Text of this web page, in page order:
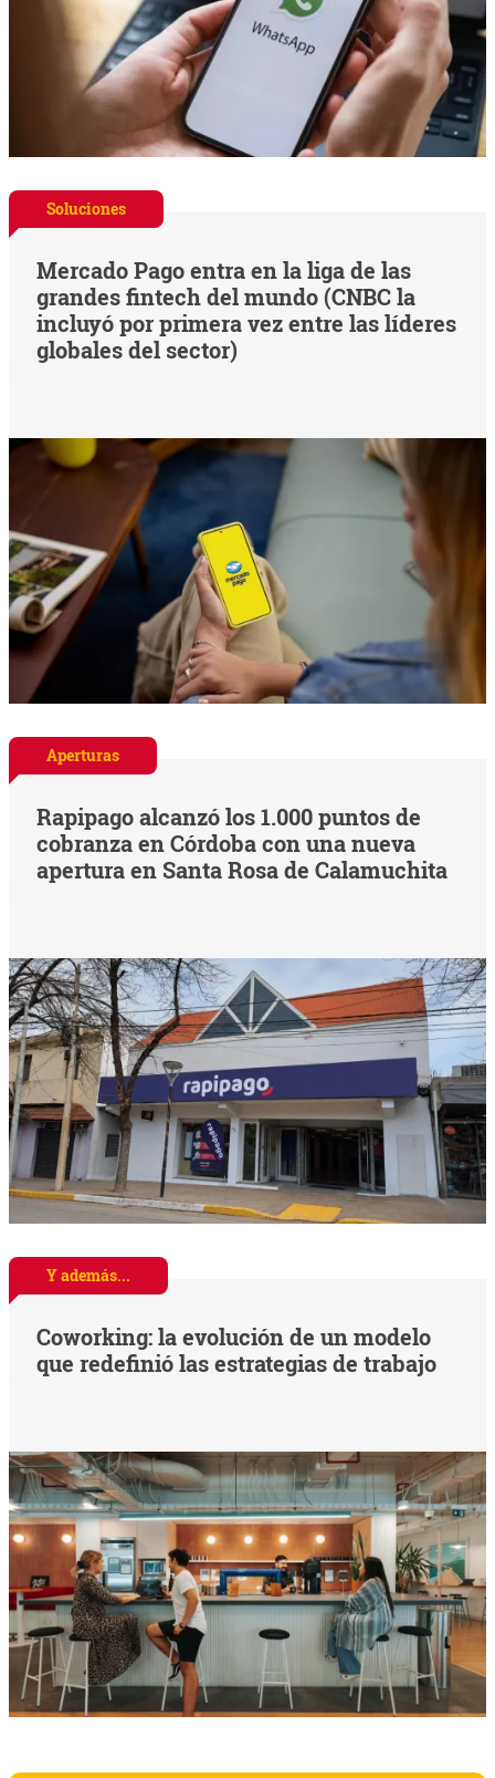
Soluciones
Mercado Pago entra en la liga de las
grandes fintech del mundo (CNBC la
incluyó por primera vez entre las líderes
globales del sector)
Aperturas
Rapipago alcanzó los 1.000 puntos de
cobranza en Córdoba con una nueva
apertura en Santa Rosa de Calamuchita
Y además...
Coworking: la evolución de un modelo
que redefinió las estrategias de trabajo